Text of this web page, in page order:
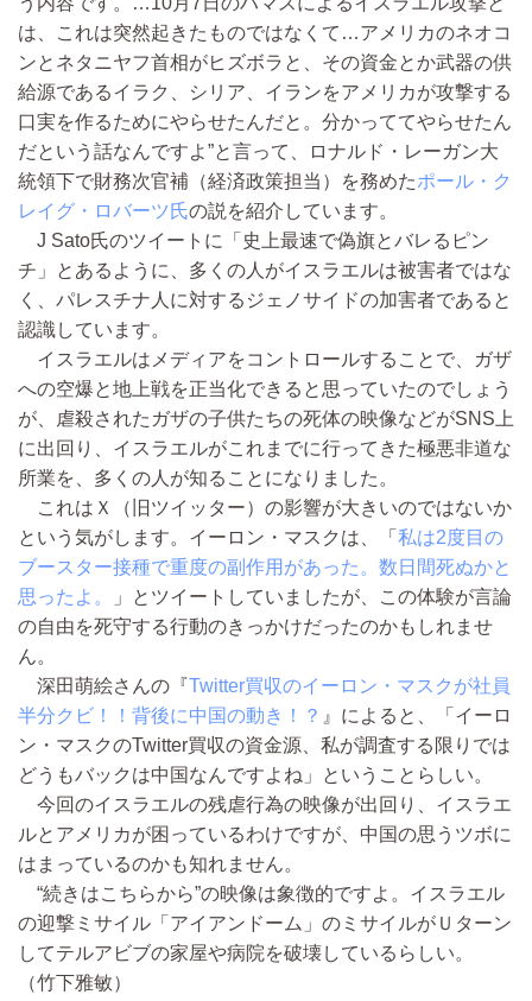
は、これは突然起きたものではなくて…アメリカのネオコ
ンとネタニヤフ首相がヒズボラと、その資金とか武器の供
給源であるイラク、シリア、イランをアメリカが攻撃する
口実を作るためにやらせたんだと。分かっててやらせたん
だという話なんですよ”と言って、ロナルド・レーガン大
統領下で財務次官補（経済政策担当）を務めたポール・ク
レイグ・ロバーツ氏の説を紹介しています。
J Sato氏のツイートに「史上最速で偽旗とバレるピン
チ」とあるように、多くの人がイスラエルは被害者ではな
く、パレスチナ人に対するジェノサイドの加害者であると
認識しています。
イスラエルはメディアをコントロールすることで、ガザ
への空爆と地上戦を正当化できると思っていたのでしょう
が、虐殺されたガザの子供たちの死体の映像などがSNS上
に出回り、イスラエルがこれまでに行ってきた極悪非道な
所業を、多くの人が知ることになりました。
これはＸ（旧ツイッター）の影響が大きいのではないか
という気がします。イーロン・マスクは、「 私は2度目の
ブースター接種で重度の副作用があった。数日間死ぬかと
思ったよ。
」とツイートしていましたが、この体験が言論
の自由を死守する行動のきっかけだったのかもしれませ
ん。
深田萌絵さんの『Twitter買収のイーロン・マスクが社員
半分クビ！！背後に中国の動き！？ 』によると、「イーロ
ン・マスクのTwitter買収の資金源、私が調査する限りでは
どうもバックは中国なんですよね」ということらしい。
今回のイスラエルの残虐行為の映像が出回り、イスラエ
ルとアメリカが困っているわけですが、中国の思うツボに
はまっているのかも知れません。
“続きはこちらから”の映像は象徴的ですよ。イスラエル
の迎撃ミサイル「アイアンドーム」のミサイルがＵターン
してテルアビブの家屋や病院を破壊しているらしい。
（竹下雅敏）